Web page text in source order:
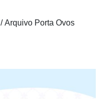
/ Arquivo Porta Ovos